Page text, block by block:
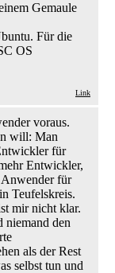
Gemaule
Für die
OS
Link
voraus.
will: Man
für
Entwickler,
Anwender für
Teufelskreis.
mir nicht klar.
niemand den
als der Rest
selbst tun und